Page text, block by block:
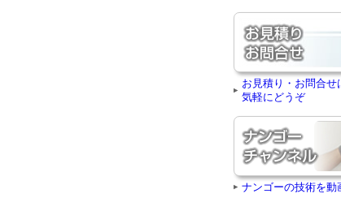
お見積り・お問合せ
気軽にどうぞ
ナンゴーの技術を動